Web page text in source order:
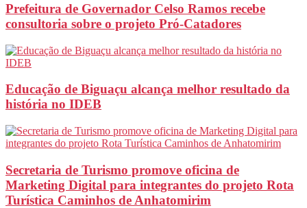
Prefeitura de Governador Celso Ramos recebe
consultoria sobre o projeto Pró-Catadores
Educação de Biguaçu alcança melhor resultado da
história no IDEB
Secretaria de Turismo promove oficina de
Marketing Digital para integrantes do projeto Rota
Turística Caminhos de Anhatomirim